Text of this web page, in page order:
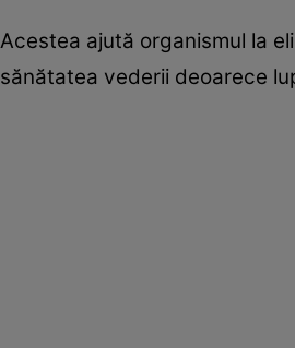
Acestea ajută organismul la
sănătatea vederii deoarece